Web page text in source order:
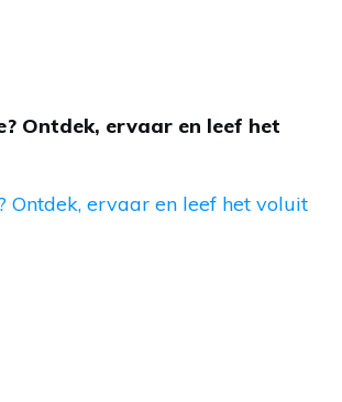
Ontdek, ervaar en leef het
Ontdek, ervaar en leef het voluit